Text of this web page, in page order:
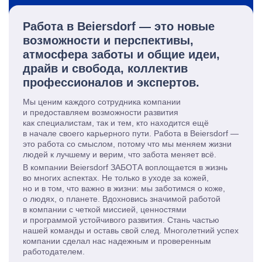
Работа в Beiersdorf — это новые
возможности и перспективы,
атмосфера заботы и общие идеи,
драйв и свобода, коллектив
профессионалов и экспертов.
Мы ценим каждого сотрудника компании
и предоставляем возможности развития
как специалистам, так и тем, кто находится ещё
в начале своего карьерного пути. Работа в Beiersdorf —
это работа со смыслом, потому что мы меняем жизни
людей к лучшему и верим, что забота меняет всё.
В компании Beiersdorf ЗАБОТА воплощается в жизнь
во многих аспектах. Не только в уходе за кожей,
но и в том, что важно в жизни: мы заботимся о коже,
о людях, о планете. Вдохновись значимой работой
в компании с четкой миссией, ценностями
и программой устойчивого развития. Стань частью
нашей команды и оставь свой след. Многолетний успех
компании сделал нас надежным и проверенным
работодателем.